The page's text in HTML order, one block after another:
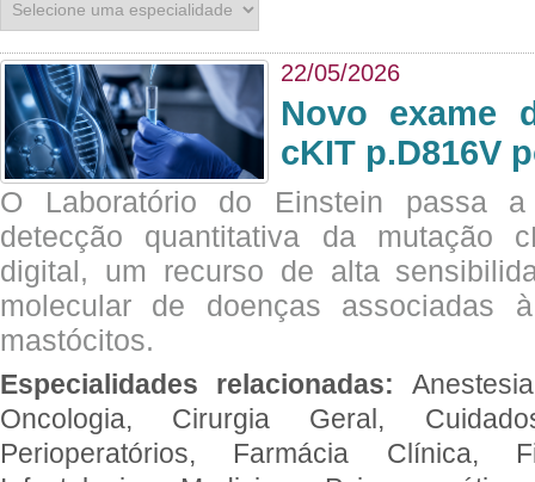
22/05/2026
Novo exame
cKIT p.D816V
O Laboratório do Einstein passa
detecção quantitativa da mutação
digital, um recurso de alta
molecular de doenças associadas
mastócitos.
Especialidades relacionadas:
Oncologia, Cirurgia Geral,
Perioperatórios, Farmácia Clínica,